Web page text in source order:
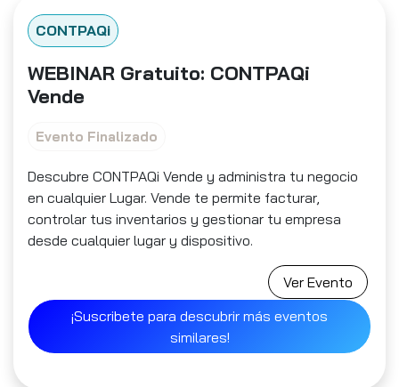
CONTPAQi
WEBINAR Gratuito: CONTPAQi
Vende
Evento Finalizado
Descubre CONTPAQi Vende y administra tu negocio
en cualquier Lugar. Vende te permite facturar,
controlar tus inventarios y gestionar tu empresa
desde cualquier lugar y dispositivo.
Ver Evento
¡Suscribete para descubrir más eventos
similares!